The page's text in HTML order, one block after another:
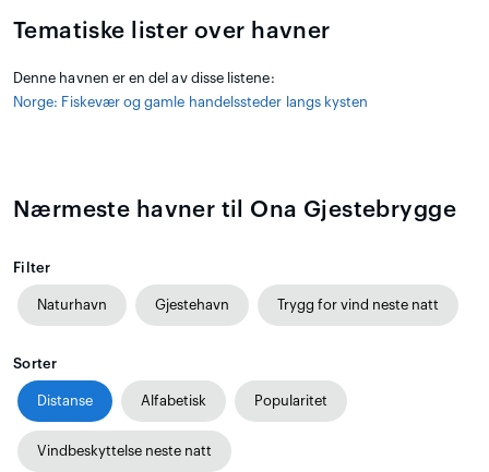
Tematiske lister over havner
Denne havnen er en del av disse listene:
Norge: Fiskevær og gamle handelssteder langs kysten
Nærmeste havner til Ona Gjestebrygge
Filter
Naturhavn Gjestehavn Trygg for vind neste natt
Sorter
Distanse Alfabetisk Popularitet
Vindbeskyttelse neste natt